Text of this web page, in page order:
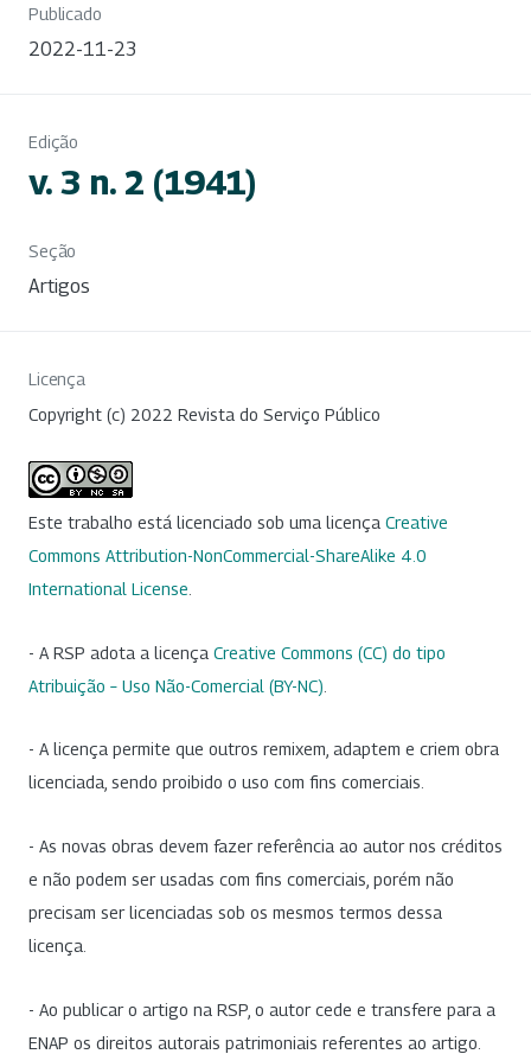
Publicado
2022-11-23
Edição
v. 3 n. 2 (1941)
Seção
Artigos
Licença
Copyright (c) 2022 Revista do Serviço Público
Este trabalho está licenciado sob uma licença Creative
Commons Attribution-NonCommercial-ShareAlike 4.0
International License
- A RSP adota a licença Creative Commons (CC) do tipo
Atribuição – Uso Não-Comercial (BY-NC)
- A licença permite que outros remixem, adaptem e criem obra
licenciada, sendo proibido o uso com fins comerciais.
- As novas obras devem fazer referência ao autor nos créditos
e não podem ser usadas com fins comerciais, porém não
precisam ser licenciadas sob os mesmos termos dessa
licença.
- Ao publicar o artigo na RSP, o autor cede e transfere para a
ENAP os direitos autorais patrimoniais referentes ao artigo.